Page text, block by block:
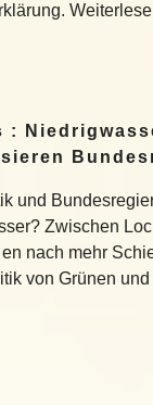
:
und
Zwischen
nach mehr
von Grünen und